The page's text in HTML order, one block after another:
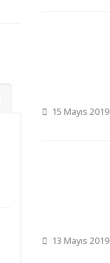
15 Mayıs 2019
13 Mayıs 2019